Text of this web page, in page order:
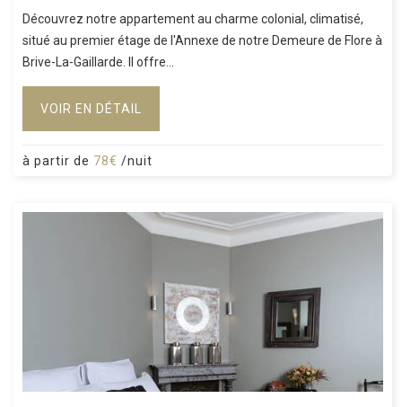
Découvrez notre appartement au charme colonial, climatisé,
situé au premier étage de l'Annexe de notre Demeure de Flore à
Brive-La-Gaillarde. Il offre...
VOIR EN DÉTAIL
à partir de 78€ /nuit